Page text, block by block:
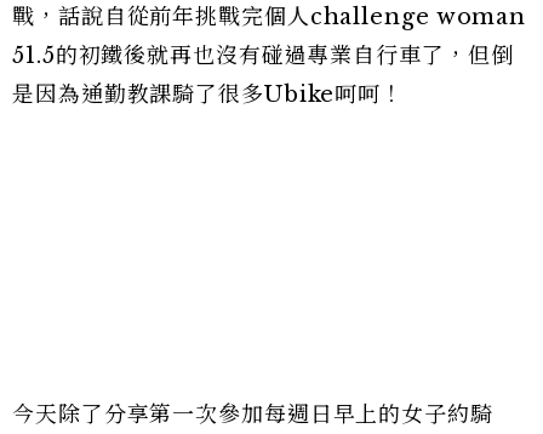
戰，話說自從前年挑戰完個人challenge woman
51.5的初鐵後就再也沒有碰過專業自行車了，但倒
是因為通勤教課騎了很多Ubike呵呵！
今天除了分享第一次參加每週日早上的女子約騎